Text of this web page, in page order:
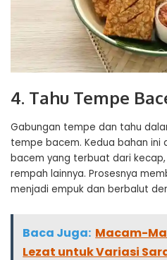
4. Tahu Tempe
Gabungan tempe dan tahu
tempe bacem. Kedua bahan ini
bacem yang terbuat dari
rempah lainnya. Prosesnya
menjadi empuk dan berbalut
Baca Juga: Macam-
Lezat untuk Variasi